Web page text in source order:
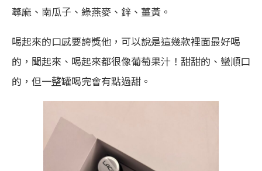
蕁麻、南瓜子、綠燕麥、鋅、薑黃。
喝起來的口感要誇獎他，可以說是這幾款裡面最好喝
的，聞起來、喝起來都很像葡萄果汁！甜甜的、蠻順口
的，但一整罐喝完會有點過甜。